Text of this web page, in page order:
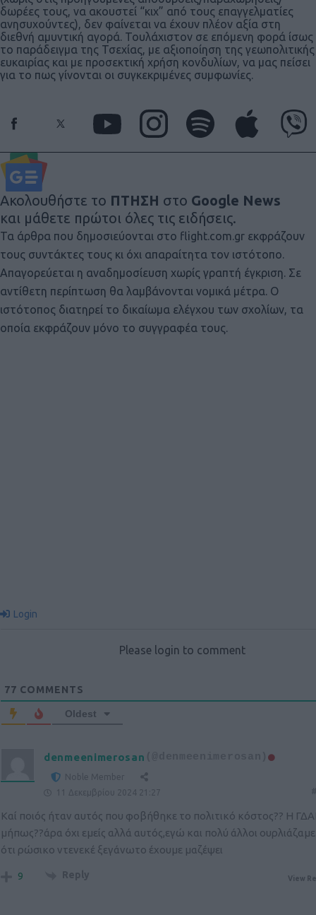
δωρέες τους, να ακουστεί “κιχ” από τους επαγγελματίες
ανησυχούντες), δεν φαίνεται να έχουν πλέον αξία στη
διεθνή αμυντική αγορά. Τουλάχιστον σε επόμενη φορά ίσως
το παράδειγμα της Τσεχίας, με αξιοποίηση της γεωπολιτικής
ευκαιρίας και με προσεκτική χρήση κονδυλίων, να μας πείσει
για το πως γίνονται οι συγκεκριμένες συμφωνίες.
Ακολουθήστε το ΠΤΗΣΗ στο Google News
και μάθετε πρώτοι όλες τις ειδήσεις.
Τα άρθρα που δημοσιεύονται στο flight.com.gr εκφράζουν
τους συντάκτες τους κι όχι απαραίτητα τον ιστότοπο.
Απαγορεύεται η αναδημοσίευση χωρίς γραπτή έγκριση. Σε
αντίθετη περίπτωση θα λαμβάνονται νομικά μέτρα. Ο
ιστότοπος διατηρεί το δικαίωμα ελέγχου των σχολίων, τα
οποία εκφράζουν μόνο το συγγραφέα τους.
Login
Please login to comment
77 COMMENTS
Oldest
denmeenimerosan (@denmeenimerosan)
Noble Member
11 Δεκεμβρίου 2024 21:27
Καί ποιός ήταν αυτός που φοβήθηκε το πολιτικό κόστος?? Η
μήπως??άρα όχι εμείς αλλά αυτός,εγώ και πολύ άλλοι
ότι ρώσικο ντενεκέ ξεγάνωτο έχουμε μαζέψει
9 Reply View